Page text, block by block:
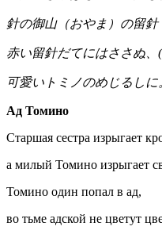
針の御山（おやま）の留針
赤い留針だてにはささぬ、
可愛いトミノのめじるしに
Ад Томино
Старшая сестра изрыгает
а милый Томино изрыгает
Томино один попал в ад,
во тьме адской не цветут